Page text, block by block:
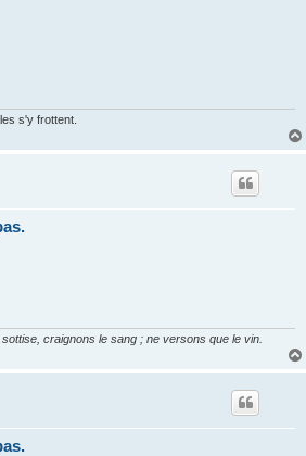
s'y frottent.
craignons le sang ; ne versons que le vin.